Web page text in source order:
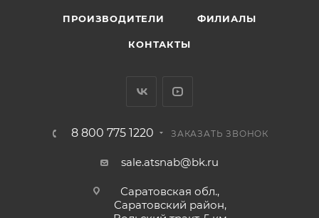
ПРОИЗВОДИТЕЛИ ФИЛИАЛЫ
КОНТАКТЫ
8 800 775 1220 ЗАКАЗАТЬ ЗВОНОК
sale.atsnab@bk.ru
Саратовская обл.,
Саратовский район,